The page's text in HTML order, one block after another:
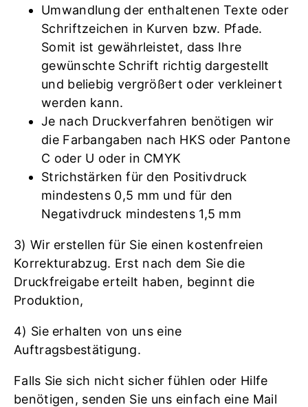
Umwandlung der enthaltenen Texte oder
Schriftzeichen in Kurven bzw. Pfade.
Somit ist gewährleistet, dass Ihre
gewünschte Schrift richtig dargestellt
und beliebig vergrößert oder verkleinert
werden kann.
Je nach Druckverfahren benötigen wir
die Farbangaben nach HKS oder Pantone
C oder U oder in CMYK
Strichstärken für den Positivdruck
mindestens 0,5 mm und für den
Negativdruck mindestens 1,5 mm
3) Wir erstellen für Sie einen kostenfreien
Korrekturabzug. Erst nach dem Sie die
Druckfreigabe erteilt haben, beginnt die
Produktion,
4) Sie erhalten von uns eine
Auftragsbestätigung.
Falls Sie sich nicht sicher fühlen oder Hilfe
benötigen, senden Sie uns einfach eine Mail